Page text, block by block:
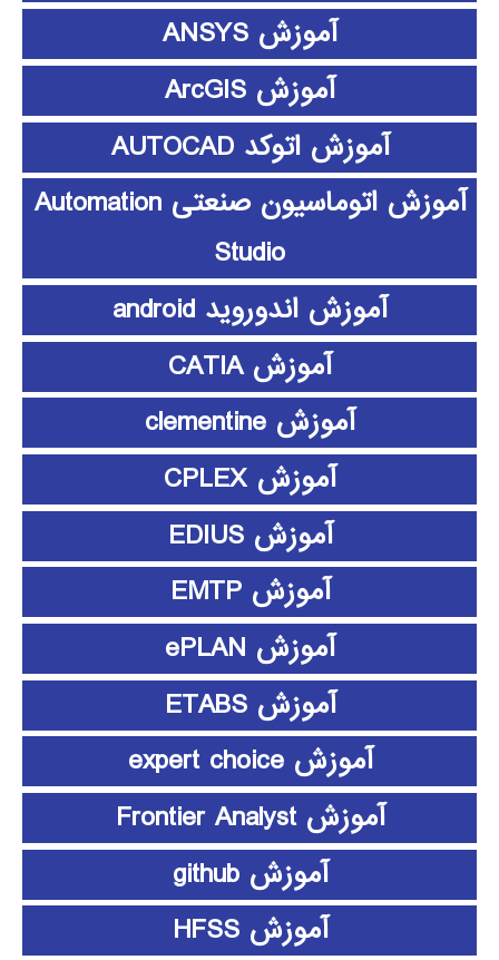
آموزش ANSYS
آموزش ArcGIS
آموزش اتوکد AUTOCAD
آموزش اتوماسیون صنعتی Automation
Studio
آموزش اندوروید android
آموزش CATIA
آموزش clementine
آموزش CPLEX
آموزش EDIUS
آموزش EMTP
آموزش ePLAN
آموزش ETABS
آموزش expert choice
آموزش Frontier Analyst
آموزش github
آموزش HFSS